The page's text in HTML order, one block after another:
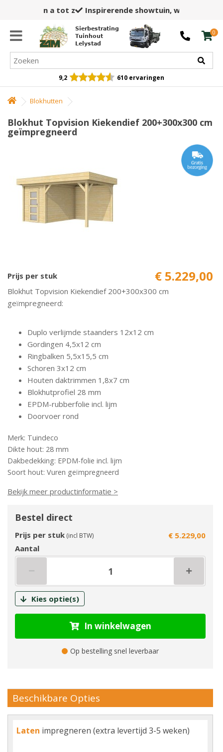
Inspirerende showtuin,winkel en opslag
Sierbestrating
Tuinhout
Lelystad
0
9,2 610 ervaringen
Blokhutten
Blokhut Topvision Kiekendief 200+300x300 cm
geïmpregneerd
Prijs per stuk € 5.229,00
Blokhut Topvision Kiekendief 200+300x300 cm
geïmpregneerd:
Duplo verlijmde staanders 12x12 cm
Gordingen 4,5x12 cm
Ringbalken 5,5x15,5 cm
Schoren 3x12 cm
Houten daktrimmen 1,8x7 cm
Blokhutprofiel 28 mm
EPDM-rubberfolie incl. lijm
Doorvoer rond
Merk: Tuindeco
Dikte hout: 28 mm
Dakbedekking: EPDM-folie incl. lijm
Soort hout: Vuren geïmpregneerd
Bekijk meer productinformatie >
Bestel direct
Prijs per stuk (incl BTW)
€ 5.229,00
Aantal
Kies optie(s)
In winkelwagen
Op bestelling snel leverbaar
Beschikbare Opties
Laten impregneren (extra levertijd 3-5 weken)